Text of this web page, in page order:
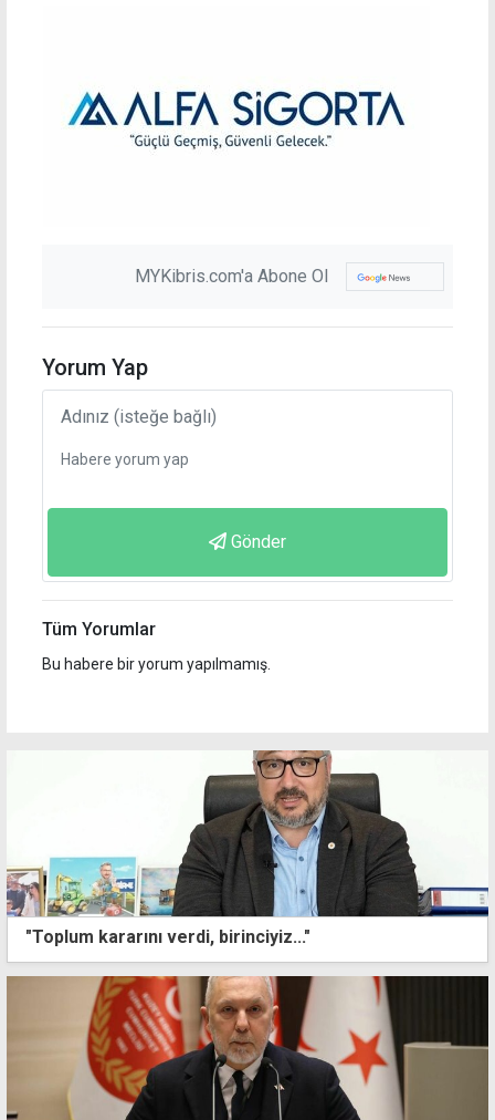
MYKibris.com'a Abone Ol
Yorum Yap
Gönder
Tüm Yorumlar
Bu habere bir yorum yapılmamış.
"Toplum kararını verdi, birinciyiz..."